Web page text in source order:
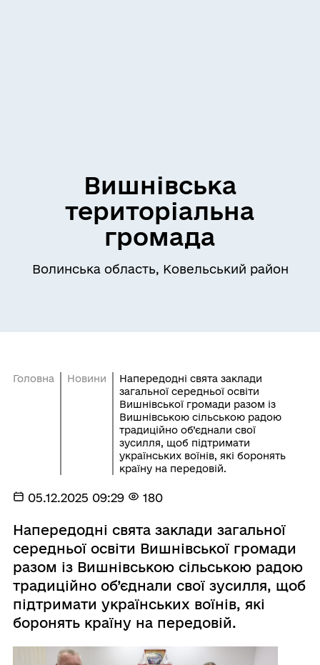
Вишнівська
територіальна
громада
Волинська область, Ковельський район
Головна Новини
Напередодні свята заклади
загальної середньої освіти
Вишнівської громади разом із
Вишнівською сільською радою
традиційно об’єднали свої
зусилля, щоб підтримати
українських воїнів, які боронять
країну на передовій.
05.12.2025 09:29 180
Напередодні свята заклади загальної
середньої освіти Вишнівської громади
разом із Вишнівською сільською радою
традиційно об’єднали свої зусилля, щоб
підтримати українських воїнів, які
боронять країну на передовій.